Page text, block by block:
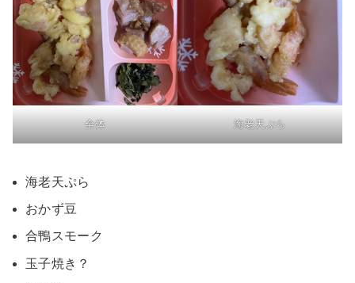
全体 海老天ぷら
海老天ぷら
おかず豆
合鴨スモーク
玉子焼き？